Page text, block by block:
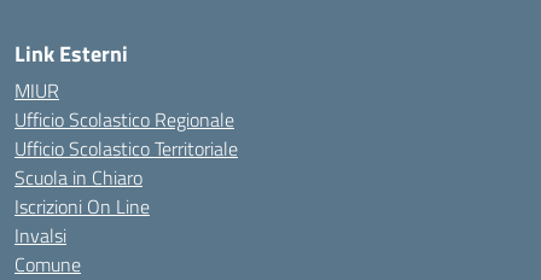
Link Esterni
MIUR
Ufficio Scolastico Regionale
Ufficio Scolastico Territoriale
Scuola in Chiaro
Iscrizioni On Line
Invalsi
Comune